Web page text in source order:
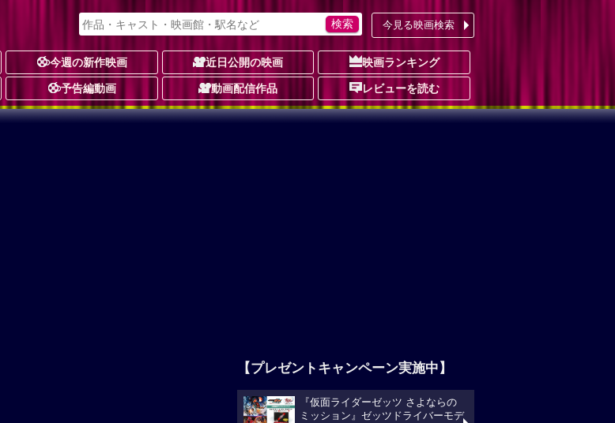
今見る映画検索
今週の新作映画 近日公開の映画 映画ランキング
予告編動画 動画配信作品 レビューを読む
【プレゼントキャンペーン実施中】
『仮面ライダーゼッツ さよならの
ミッション』ゼッツドライバーモデ